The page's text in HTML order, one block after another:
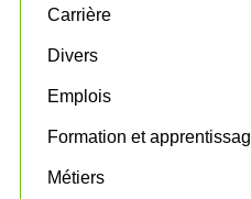
o
:
Carrière
Divers
Emplois
Formation et
Métiers